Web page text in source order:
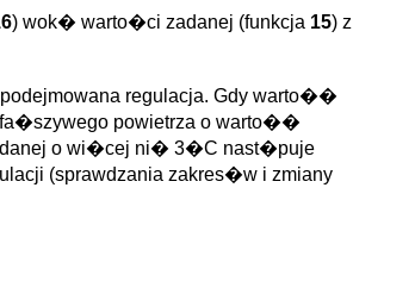
) wok� warto�ci zadanej (funkcja 15) z
regulacja. Gdy warto��
powietrza o warto��
o wi�cej ni� 3�C nast�puje
(sprawdzania zakres�w i zmiany